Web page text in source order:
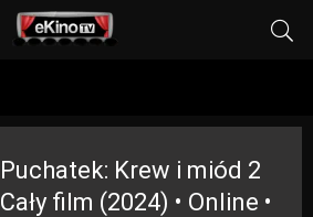
Puchatek: Krew i miód 2
Cały film (2024) • Online •